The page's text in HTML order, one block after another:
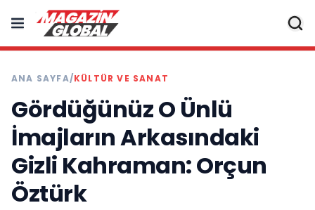
ANA SAYFA/KÜLTÜR VE SANAT
Gördüğünüz O Ünlü
İmajların Arkasındaki
Gizli Kahraman: Orçun
Öztürk